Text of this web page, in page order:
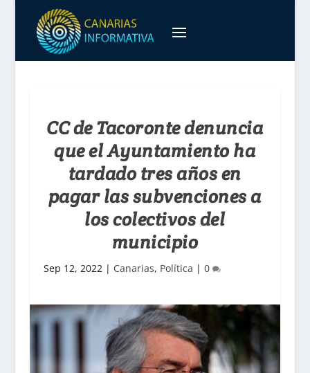
CC de Tacoronte denuncia
que el Ayuntamiento ha
tardado tres años en
pagar las subvenciones a
los colectivos del
municipio
Sep 12, 2022| Canarias, Política | 0